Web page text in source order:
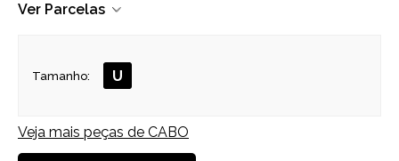
Ver Parcelas
Tamanho: U
Veja mais peças de CABO